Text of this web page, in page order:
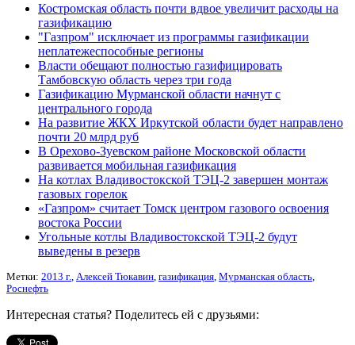
Костромская область почти вдвое увеличит расходы на
газификацию
"Газпром" исключает из программы газификации
неплатежеспособные регионы
Власти обещают полностью газифицировать
Тамбовскую область через три года
Газификацию Мурманской области начнут с
центрального города
На развитие ЖКХ Иркутской области будет направлено
почти 20 млрд руб
В Орехово-Зуевском районе Московской области
развивается мобильная газификация
На котлах Владивостокской ТЭЦ-2 завершен монтаж
газовых горелок
«Газпром» считает Томск центром газового освоения
востока России
Угольные котлы Владивостокской ТЭЦ-2 будут
выведены в резерв
Метки: 2013 г. Алексей Тюкавин газификация Мурманская область
Роснефть
Интересная статья? Поделитесь ей с друзьями: